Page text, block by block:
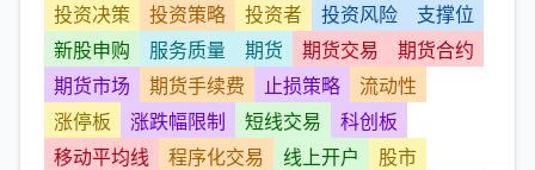
投资决策
投资策略 投资者 投资风险
支撑位
新股申购
服务质量 期货 期货交易
期货合约
期货市场
期货手续费 止损策略
流动性
涨停板
涨跌幅限制 短线交易
科创板
移动平均线
程序化交易 线上开户
股市